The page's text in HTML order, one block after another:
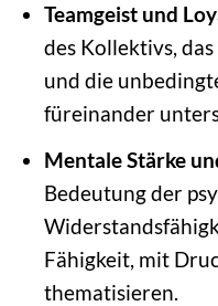
Teamgeist und
des Kollektivs,
und die
füreinander
Mentale Stärke
Bedeutung der
Fähigkeit, mit
thematisieren.